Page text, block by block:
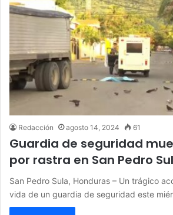
Redacción agosto 14, 2024 61
Guardia de seguridad
por rastra en San Pedro
San Pedro Sula, Honduras – Un trágico
vida de un guardia de seguridad este